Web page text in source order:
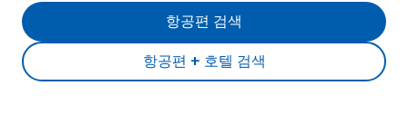
항공편 + 호텔 검색
항공편 검색